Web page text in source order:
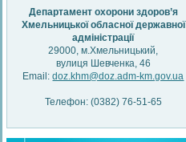
Департамент охорони здоров’я
Хмельницької обласної державної
адміністрації
29000, м.Хмельницький,
вулиця Шевченка, 46
Email:doz.khm@doz.adm-km.gov.ua
Телефон: (0382) 76-51-65